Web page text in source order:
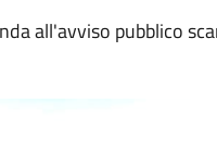
all'avviso pubblico